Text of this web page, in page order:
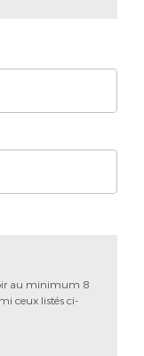
au minimum 8
ceux listés ci-